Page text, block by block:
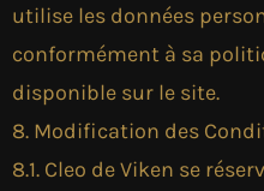
utilise les données
conformément à sa
disponible sur le site.
8. Modification des
8.1. Cleo de Viken se